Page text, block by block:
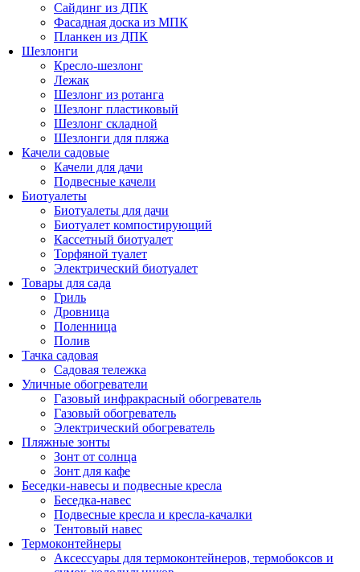
Сайдинг из ДПК
Фасадная доска из МПК
Планкен из ДПК
Шезлонги
Кресло-шезлонг
Лежак
Шезлонг из ротанга
Шезлонг пластиковый
Шезлонг складной
Шезлонги для пляжа
Качели садовые
Качели для дачи
Подвесные качели
Биотуалеты
Биотуалеты для дачи
Биотуалет компостирующий
Кассетный биотуалет
Торфяной туалет
Электрический биотуалет
Товары для сада
Гриль
Дровница
Поленница
Полив
Тачка садовая
Садовая тележка
Уличные обогреватели
Газовый инфракрасный обогреватель
Газовый обогреватель
Электрический обогреватель
Пляжные зонты
Зонт от солнца
Зонт для кафе
Беседки-навесы и подвесные кресла
Беседка-навес
Подвесные кресла и кресла-качалки
Тентовый навес
Термоконтейнеры
Аксессуары для термоконтейнеров, термобоксов и